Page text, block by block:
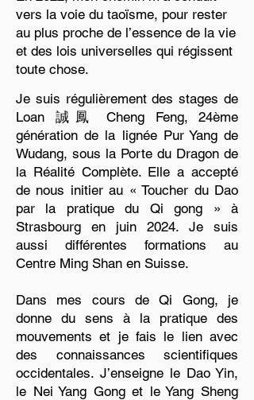
vers la voie du taoïsme, pour rester
au plus proche de l’essence de la vie
et des lois universelles qui régissent
toute chose.
Je suis régulièrement des stages de
Loan 誠鳳 Cheng Feng, 24ème
génération de la lignée Pur Yang de
Wudang, sous la Porte du Dragon de
la Réalité Complète. Elle a accepté
de nous initier au « Toucher du Dao
par la pratique du Qi gong » à
Strasbourg en juin 2024. Je suis
aussi différentes formations au
Centre Ming Shan en Suisse.
Dans mes cours de Qi Gong, je
donne du sens à la pratique des
mouvements et je fais le lien avec
des connaissances scientifiques
occidentales. J’enseigne le Dao Yin,
le Nei Yang Gong et le Yang Sheng